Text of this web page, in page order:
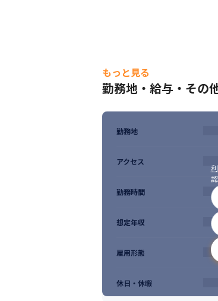
もっと見る
勤務地・給与・その
勤務地
アクセス
勤務時間
想定年収
雇用形態
休日・休暇